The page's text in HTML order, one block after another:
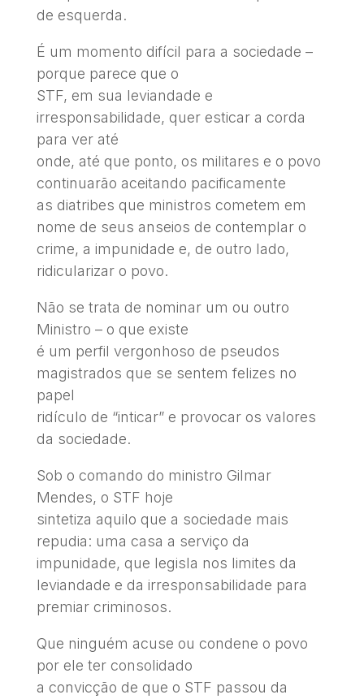
de esquerda.
É um momento difícil para a sociedade –
porque parece que o
STF, em sua leviandade e
irresponsabilidade, quer esticar a corda
para ver até
onde, até que ponto, os militares e o povo
continuarão aceitando pacificamente
as diatribes que ministros cometem em
nome de seus anseios de contemplar o
crime, a impunidade e, de outro lado,
ridicularizar o povo.
Não se trata de nominar um ou outro
Ministro – o que existe
é um perfil vergonhoso de pseudos
magistrados que se sentem felizes no
papel
ridículo de “inticar” e provocar os valores
da sociedade.
Sob o comando do ministro Gilmar
Mendes, o STF hoje
sintetiza aquilo que a sociedade mais
repudia: uma casa a serviço da
impunidade, que legisla nos limites da
leviandade e da irresponsabilidade para
premiar criminosos.
Que ninguém acuse ou condene o povo
por ele ter consolidado
a convicção de que o STF passou da